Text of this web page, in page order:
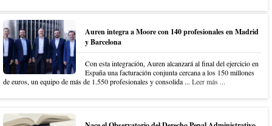
Auren integra a Moore con 140 profesionales en Madrid
y Barcelona
Con esta integración, Auren alcanzará al final del ejercicio en
España una facturación conjunta cercana a los 150 millones
de euros, un equipo de más de 1.550 profesionales y consolida ... Leer más ...